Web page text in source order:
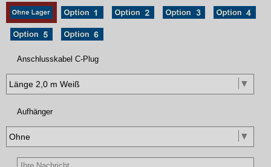
Anschlusskabel C-Plug
Aufhänger